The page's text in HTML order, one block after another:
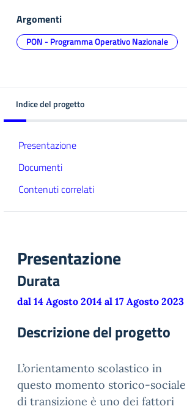
Argomenti
PON - Programma Operativo Nazionale
Indice del progetto
Presentazione
Documenti
Contenuti correlati
Presentazione
Durata
dal 14 Agosto 2014 al 17 Agosto 2023
Descrizione del progetto
L’orientamento scolastico in
questo momento storico-sociale
di transizione è uno dei fattori